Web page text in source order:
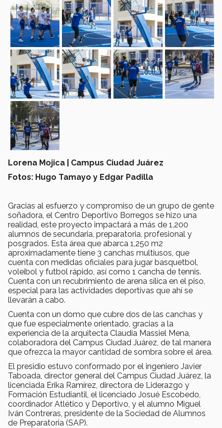
Lorena Mojica | Campus Ciudad Juárez
Fotos: Hugo Tamayo y Edgar Padilla
Gracias al esfuerzo y compromiso de un grupo de gente
soñadora, el Centro Deportivo Borregos se hizo una
realidad, este proyecto impactará a más de 1,200
alumnos de secundaria, preparatoria, profesional y
posgrados. Esta área que abarca 1,250 m2
aproximadamente tiene 3 canchas multiusos, que
cuenta con medidas oficiales para jugar basquetbol,
voleibol y futbol rápido, así como 1 cancha de tennis.
Cuenta con un recubrimiento de arena sílica en el piso,
especial para las actividades deportivas que ahí se
llevarán a cabo.
Cuenta con un domo que cubre dos de las canchas y
que fue especialmente orientado, gracias a la
experiencia de la arquitecta Claudia Massiel Mena,
colaboradora del Campus Ciudad Juárez, de tal manera
que ofrezca la mayor cantidad de sombra sobre el área.
El presidio estuvo conformado por el ingeniero Javier
Taboada, director general del Campus Ciudad Juárez, la
licenciada Erika Ramírez, directora de Liderazgo y
Formación Estudiantil, el licenciado Josué Escobedo,
coordinador Atlético y Deportivo, y el alumno Miguel
Iván Contreras, presidente de la Sociedad de Alumnos
de Preparatoria (SAP).